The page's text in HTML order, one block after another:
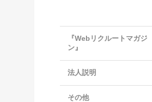
『Webリクルートマガジ
ン』
法人説明
その他